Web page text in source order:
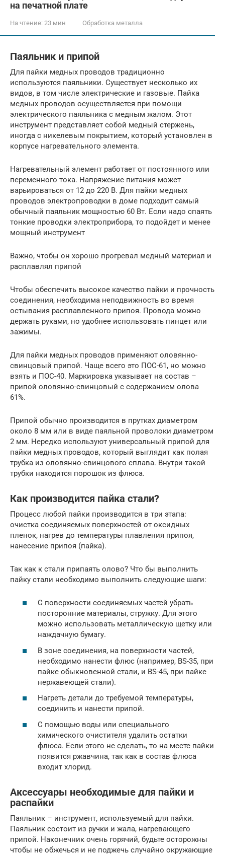
на печатной плате
На чтение: 23 мин Обработка металла
Паяльник и припой
Для пайки медных проводов традиционно
используются паяльники. Существует несколько их
видов, в том числе электрические и газовые. Пайка
медных проводов осуществляется при помощи
электрического паяльника с медным жалом. Этот
инструмент представляет собой медный стержень,
иногда с никелевым покрытием, который установлен в
корпусе нагревательного элемента.
Нагревательный элемент работает от постоянного или
переменного тока. Напряжение питания может
варьироваться от 12 до 220 В. Для пайки медных
проводов электропроводки в доме подходит самый
обычный паяльник мощностью 60 Вт. Если надо спаять
тонкие проводки электроприбора, то подойдет и менее
мощный инструмент
Важно, чтобы он хорошо прогревал медный материал и
расплавлял припой
Чтобы обеспечить высокое качество пайки и прочность
соединения, необходима неподвижность во время
остывания расплавленного припоя. Провода можно
держать руками, но удобнее использовать пинцет или
зажимы.
Для пайки медных проводов применяют оловянно-
свинцовый припой. Чаще всего это ПОС-61, но можно
взять и ПОС-40. Маркировка указывает на состав –
припой оловянно-свинцовый с содержанием олова
61%.
Припой обычно производится в прутках диаметром
около 8 мм или в виде паяльной проволоки диаметром
2 мм. Нередко используют универсальный припой для
пайки медных проводов, который выглядит как полая
трубка из оловянно-свинцового сплава. Внутри такой
трубки находится порошок из флюса.
Как производится пайка стали?
Процесс любой пайки производится в три этапа:
очистка соединяемых поверхностей от оксидных
пленок, нагрев до температуры плавления припоя,
нанесение припоя (пайка).
Так как к стали припаять олово? Что бы выполнить
пайку стали необходимо выполнить следующие шаги:
С поверхности соединяемых частей убрать
посторонние материалы, стружку. Для этого
можно использовать металлическую щетку или
наждачную бумагу.
В зоне соединения, на поверхности частей,
необходимо нанести флюс (например, BS-35, при
пайке обыкновенной стали, и BS-45, при пайке
нержавеющей стали).
Нагреть детали до требуемой температуры,
соединить и нанести припой.
С помощью воды или специального
химического очистителя удалить остатки
флюса. Если этого не сделать, то на месте пайки
появится ржавчина, так как в состав флюса
входит хлорид.
Аксессуары необходимые для пайки и
распайки
Паяльник – инструмент, используемый для пайки.
Паяльник состоит из ручки и жала, нагревающего
припой. Наконечник очень горячий, будьте осторожны
чтобы не обжечься и не поджечь случайно окружающие